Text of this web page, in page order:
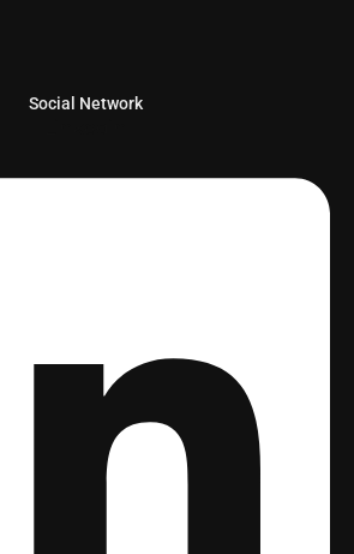
Social Network